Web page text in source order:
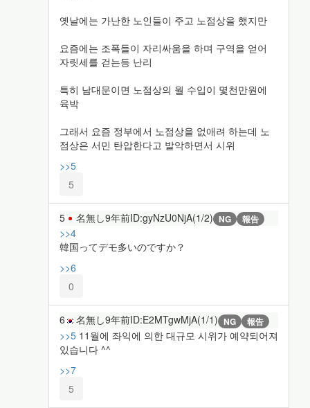
옛날에는 가난한 노인들이 주고 노점상을 했지만
요즘에는 조폭들이 자리싸움을 하며 구역을 얻어
자릿세를 걷는등 난리
특히 남대문이면 노점상의 월 수입이 몇천만원에
육박
그래서 요즘 정부에서 노점상을 없애려 하는데 노
점상은 서민 탄압한다고 발악하면서 시위
>>5
5
5 名無し9年前ID:gyNzU0NjA(1/2) NG 報告
>>4
韓国ってデモ多いのですか？
>>6
0
6 名無し9年前ID:E2MTgwMjA(1/1) NG 報告
>>5 11월에 좌익에 의한 대규모 시위가 예약되어져
있습니다 ^^
>>7
5